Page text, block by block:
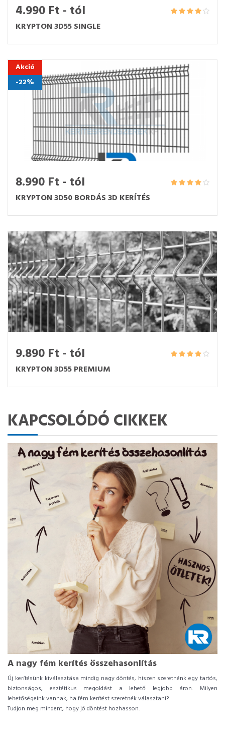
4.990 Ft - tól
KRYPTON 3D55 SINGLE
Akció
-22%
8.990 Ft - tól
KRYPTON 3D50 BORDÁS 3D KERÍTÉS
9.890 Ft - tól
KRYPTON 3D55 PREMIUM
KAPCSOLÓDÓ CIKKEK
A nagy fém kerítés összehasonlítás
Új kerítésünk kiválasztása mindig nagy döntés, hiszen szeretnénk egy tartós,
biztonságos, esztétikus megoldást a lehető legjobb áron. Milyen
lehetőségeink vannak, ha fém kerítést szeretnék választani?
Tudjon meg mindent, hogy jó döntést hozhasson.